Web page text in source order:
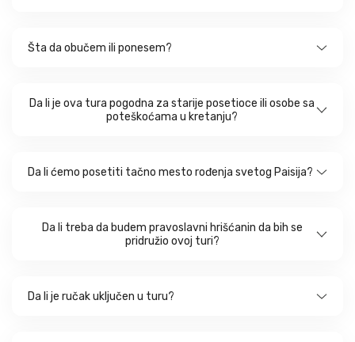
Šta da obučem ili ponesem?
Da li je ova tura pogodna za starije posetioce ili osobe sa
poteškoćama u kretanju?
Da li ćemo posetiti tačno mesto rođenja svetog Paisija?
Da li treba da budem pravoslavni hrišćanin da bih se
pridružio ovoj turi?
Da li je ručak uključen u turu?